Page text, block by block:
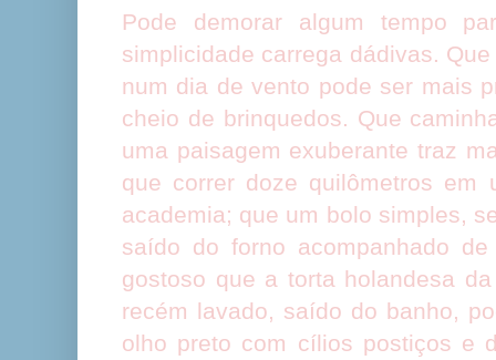
Pode demorar algum tempo
simplicidade carrega dádivas.
num dia de vento pode ser mais
cheio de brinquedos. Que
uma paisagem exuberante traz
que correr doze quilômetros em
academia; que um bolo simples,
saído do forno acompanhado
gostoso que a torta holandesa
recém lavado, saído do banho,
olho preto com cílios postiços e